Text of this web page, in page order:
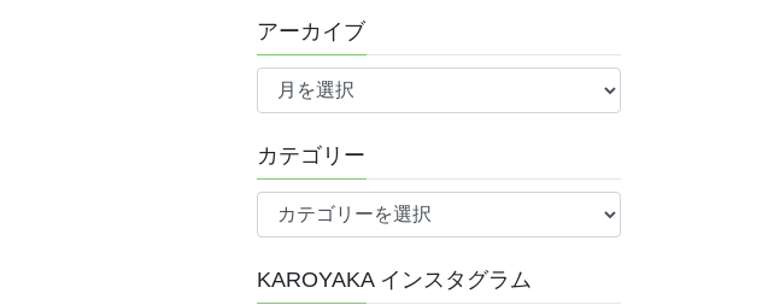
アーカイブ
ア
イ
ブ
カテゴリー
テ
リ
KAROYAKA インスタグラム